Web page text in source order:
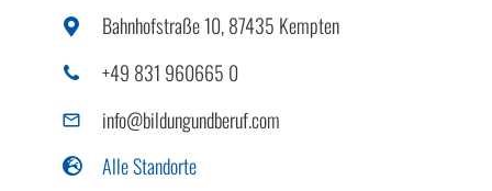
Bahnhofstraße 10, 87435 Kempten
+49 831 960665 0
info@bildungundberuf.com
Alle Standorte